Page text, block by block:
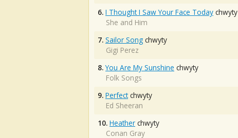
6. I Thought I Saw Your Face Today chwyty
She and Him
7. Sailor Song chwyty
Gigi Perez
8. You Are My Sunshine chwyty
Folk Songs
9. Perfectchwyty
Ed Sheeran
10. Heather chwyty
Conan Gray